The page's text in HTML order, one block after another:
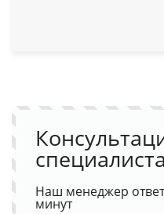
специалиста
Наш менеджер
минут